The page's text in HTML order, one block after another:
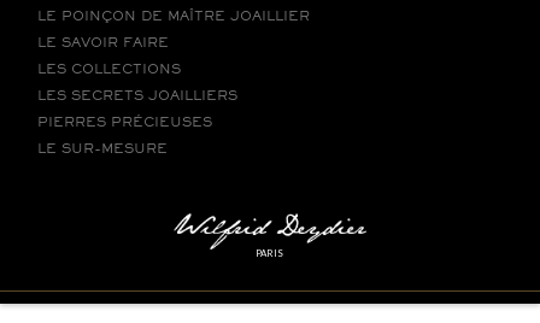
LE POINÇON DE MAÎTRE JOAILLIER
LE SAVOIR FAIRE
LES COLLECTIONS
LES SECRETS JOAILLIERS
PIERRES PRÉCIEUSES
LE SUR-MESURE
PARIS